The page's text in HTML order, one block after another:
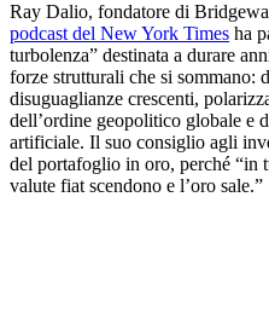
Ray Dalio, fondatore di
podcast del New York Times ha
turbolenza” destinata a durare
forze strutturali che si
disuguaglianze crescenti,
dell’ordine geopolitico globale e
artificiale. Il suo consiglio agli
del portafoglio in oro, perché “in
valute fiat scendono e l’oro sale.”